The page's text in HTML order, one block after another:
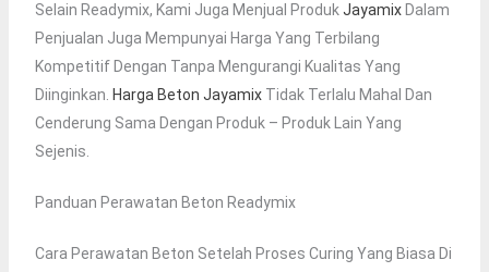
Selain Readymix, Kami Juga Menjual ProdukJayamixDalam
Penjualan Juga Mempunyai Harga Yang Terbilang
Kompetitif Dengan Tanpa Mengurangi Kualitas Yang
Diinginkan. Harga Beton JayamixTidak Terlalu Mahal Dan
Cenderung Sama Dengan Produk – Produk Lain Yang
Sejenis.
Panduan Perawatan Beton Readymix
Cara Perawatan Beton Setelah Proses Curing Yang Biasa Di